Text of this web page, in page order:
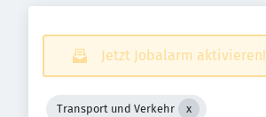
Jetzt Jobalarm aktivieren!
Transport und Verkehr